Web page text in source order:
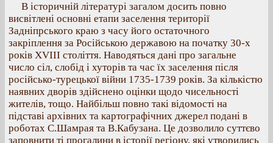
В історичній літературі загалом досить повно
висвітлені основні етапи заселення території
Задніпрського краю з часу його остаточного
закріплення за Російською державою на початку 30-х
років ХVІІІ століття. Наводяться дані про загальне
число сіл, слобід і хуторів та час їх заселення після
російсько-турецької війни 1735-1739 років. За кількістю
наявних дворів здійснено оцінки щодо чисельності
жителів, тощо. Найбільш повно такі відомості на
підставі архівних та картографічних джерел подані в
роботах С.Шамрая та В.Кабузана. Це дозволило суттєво
заповнити ті прогалини в історії регіону, які утворились